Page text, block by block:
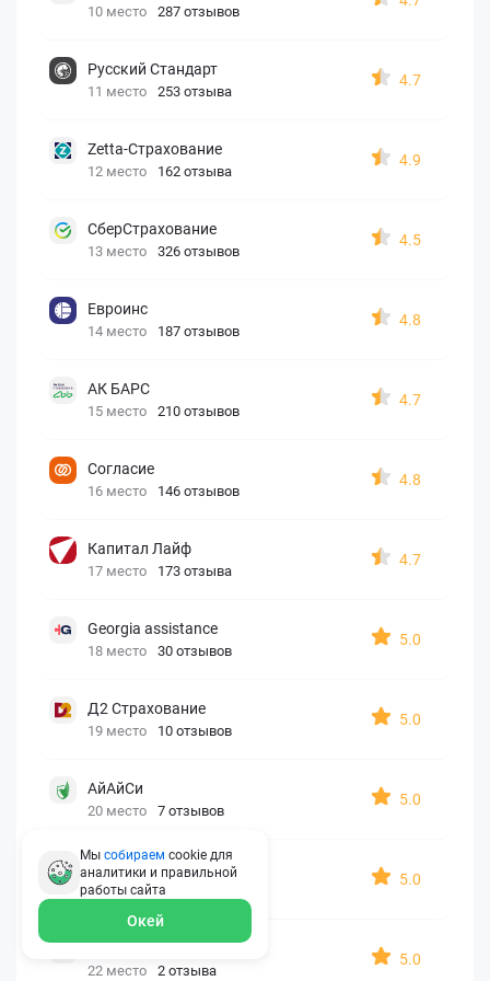
10 место 287 отзывов
Русский Стандарт
11 место 253 отзыва
4.7
Zetta-Страхование
12 место 162 отзыва
4.9
СберСтрахование
13 место 326 отзывов
4.5
Евроинс
14 место 187 отзывов
4.8
АК БАРС
15 место 210 отзывов
4.7
Согласие
16 место 146 отзывов
4.8
Капитал Лайф
17 место 173 отзыва
4.7
Georgia assistance
18 место 30 отзывов
5.0
Д2 Страхование
19 место 10 отзывов
5.0
АйАйСи
20 место 7 отзывов
5.0
OxySport
21 место 6 отзывов
5.0
ERGO AXA
22 место 2 отзыва
5.0
Мы собираем cookie для
аналитики и правильной
работы сайта
Окей